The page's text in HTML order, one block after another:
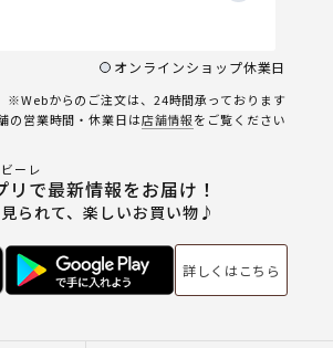
オンラインショップ休業日
※Webからのご注文は、24時間承っております
の営業時間・休業日は店舗情報をご覧ください
ーレ
リで最新情報をお届け！
られて、楽しいお買い物♪
詳しくはこちら